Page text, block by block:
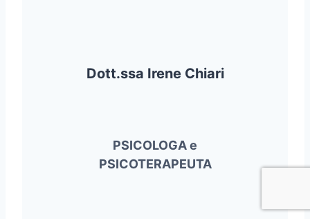
Dott.ssa Irene Chiari
PSICOLOGA e
PSICOTERAPEUTA